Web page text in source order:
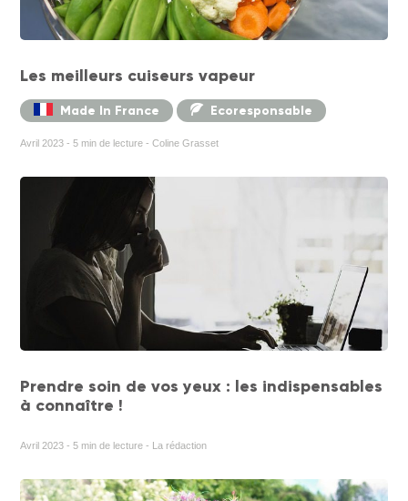
Les meilleurs cuiseurs vapeur
Made In France Ecoresponsable
Avril 2023 - 5 min de lecture - Coline Grasset
Prendre soin de vos yeux : les indispensables
à connaître !
Avril 2023 - 5 min de lecture - La rédaction